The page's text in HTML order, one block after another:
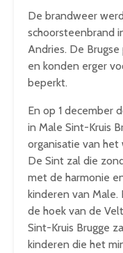
De brandweer
schoorsteenbrand
Andries. De
en konden erger
beperkt.
En op 1 december
in Male Sint-Kruis
organisatie van het
De Sint zal die
met de harmonie
kinderen van Male.
de hoek van de
Sint-Kruis Brugge
kinderen die het